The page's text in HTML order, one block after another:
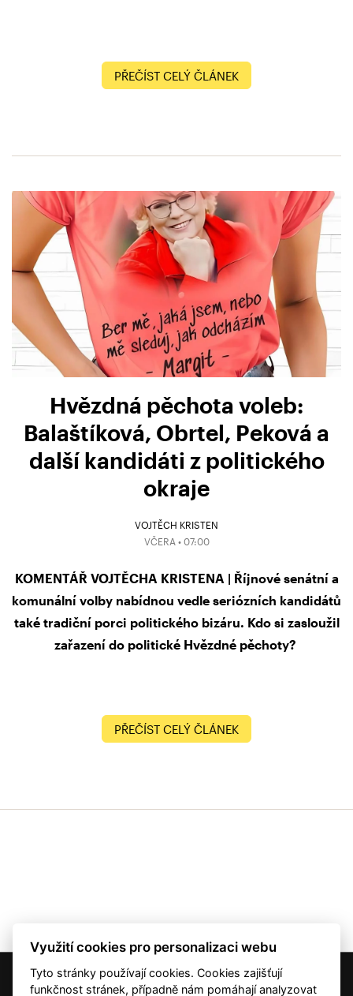
PŘEČÍST CELÝ ČLÁNEK
Hvězdná pěchota voleb:
Balaštíková, Obrtel, Peková a
další kandidáti z politického
okraje
VOJTĚCH KRISTEN
VČERA • 07:00
KOMENTÁŘ VOJTĚCHA KRISTENA | Říjnové senátní a
komunální volby nabídnou vedle seriózních kandidátů
také tradiční porci politického bizáru. Kdo si zasloužil
zařazení do politické Hvězdné pěchoty?
PŘEČÍST CELÝ ČLÁNEK
© 2001 — 2026 Copyright CMI News a dodavatelé obsahu. |
Využití cookies pro personalizaci webu
Tyto stránky používají cookies. Cookies zajišťují
funkčnost stránek, případně nám pomáhají analyzovat